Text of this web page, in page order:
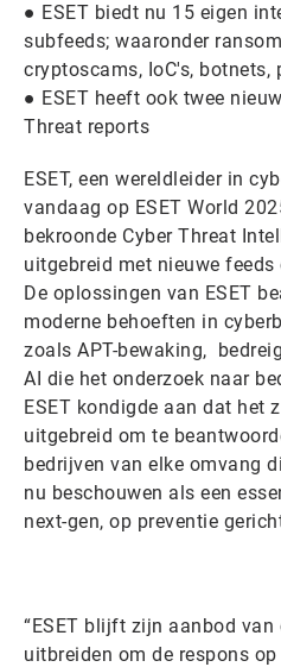
● ESET biedt nu 15 eigen
subfeeds; waaronder
cryptoscams, IoC's, botnets,
● ESET heeft ook twee
Threat reports
ESET, een wereldleider in
vandaag op ESET World
bekroonde Cyber Threat
uitgebreid met nieuwe feeds
De oplossingen van ESET
moderne behoeften in
zoals APT-bewaking,
AI die het onderzoek naar
ESET kondigde aan dat het
uitgebreid om te
bedrijven van elke omvang
nu beschouwen als een
next-gen, op preventie
“ESET blijft zijn aanbod
uitbreiden om de respons